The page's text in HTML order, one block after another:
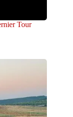
Tour